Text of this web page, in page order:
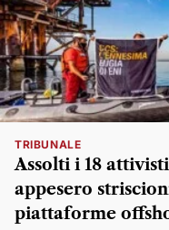
TRIBUNALE
Assolti i 18
appesero
piattaforme